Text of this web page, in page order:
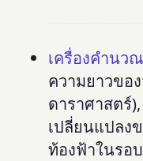
เครื่องคำนว
ความยาวขอ
ดาราศาสตร์
เปลี่ยนแปลง
ท้องฟ้าในรอ